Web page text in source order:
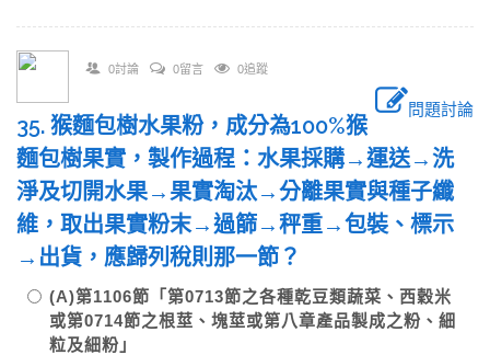
0討論 0留言 0追蹤
問題討論
35. 猴麵包樹水果粉，成分為100%猴
麵包樹果實，製作過程：水果採購→運送→洗
淨及切開水果→果實淘汰→分離果實與種子纖
維，取出果實粉末→過篩→秤重→包裝、標示
→出貨，應歸列稅則那一節？
(A)第1106節「第0713節之各種乾豆類蔬菜、西穀米
或第0714節之根莖、塊莖或第八章產品製成之粉、細
粒及細粉」